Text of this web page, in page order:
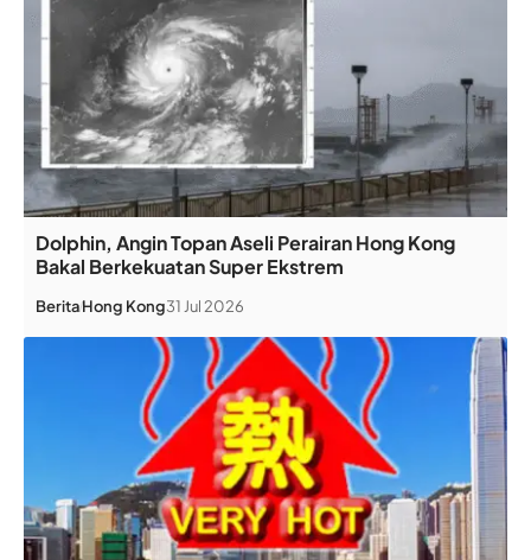
Dolphin, Angin Topan Aseli Perairan Hong Kong
Bakal Berkekuatan Super Ekstrem
BeritaHong Kong31 Jul 2026